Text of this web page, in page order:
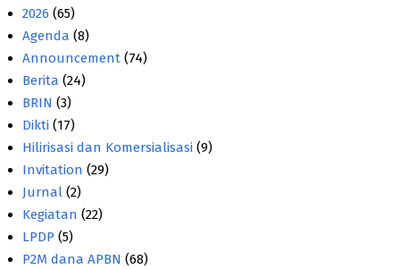
2026 (65)
Agenda (8)
Announcement (74)
Berita (24)
BRIN (3)
Dikti (17)
Hilirisasi dan Komersialisasi (9)
Invitation (29)
Jurnal (2)
Kegiatan (22)
LPDP (5)
P2M dana APBN (68)